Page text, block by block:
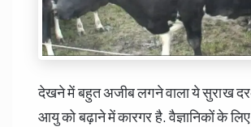
देखने में बहुत अजीब लगने वाला ये सुराख
आयु को बढ़ाने में कारगर है. वैज्ञानिकों के